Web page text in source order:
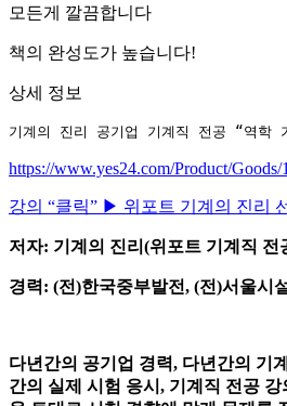
모든게 깔끔합니다
책의 완성도가 높습니다!
상세 정보
기계의 진리 공기업 기계직 전공 “역학
https://www.yes24.com/Product/Goods/
강의 “클릭” ▶ 위포트 기계의 진리
저자: 기계의 진리(위포트 기계직 전
경력: (전)한국중부발전, (전)서울시
다년간의 공기업 경력, 다년간의 기
간의 실제 시험 응시, 기계직 전공